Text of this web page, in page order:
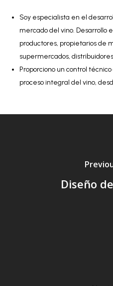
Soy especialista en el
mercado del vino. Desarrollo
productores, propietarios de
supermercados,
Proporciono un control
proceso integral del vino,
Diseño